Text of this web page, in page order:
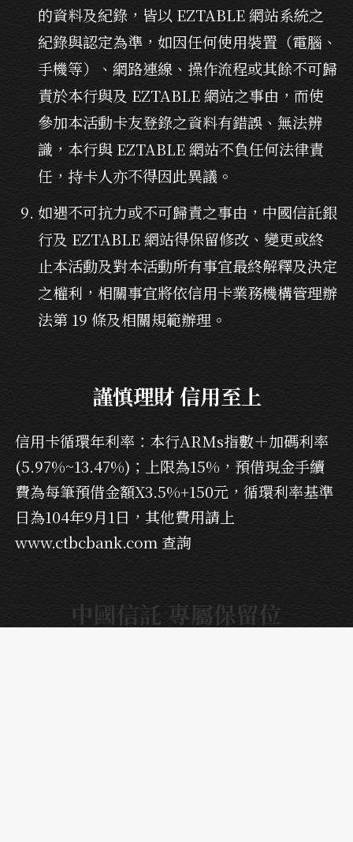
的資料及紀錄，皆以 EZTABLE 網站系統之
紀錄與認定為準，如因任何使用裝置（電腦、
手機等）、網路連線、操作流程或其餘不可歸
責於本行與及 EZTABLE 網站之事由，而使
參加本活動卡友登錄之資料有錯誤、無法辨
識，本行與 EZTABLE 網站不負任何法律責
任，持卡人亦不得因此異議。
如遇不可抗力或不可歸責之事由，中國信託銀
行及 EZTABLE 網站得保留修改、變更或終
止本活動及對本活動所有事宜最終解釋及決定
之權利，相關事宜將依信用卡業務機構管理辦
法第 19 條及相關規範辦理。
謹慎理財 信用至上
信用卡循環年利率：本行ARMs指數＋加碼利率
(5.97%~13.47%)；上限為15%，預借現金手續
費為每筆預借金額X3.5%+150元，循環利率基準
日為104年9月1日，其他費用請上
www.ctbcbank.com 查詢
中國信託 專屬保留位